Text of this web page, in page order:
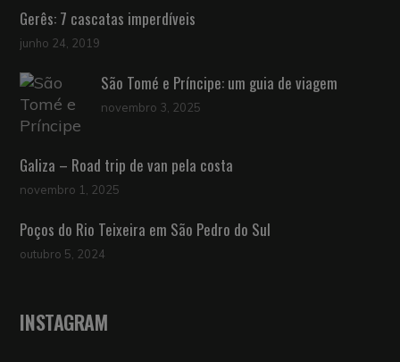
Gerês: 7 cascatas imperdíveis
junho 24, 2019
São Tomé e Príncipe: um guia de viagem
novembro 3, 2025
Galiza – Road trip de van pela costa
novembro 1, 2025
Poços do Rio Teixeira em São Pedro do Sul
outubro 5, 2024
INSTAGRAM